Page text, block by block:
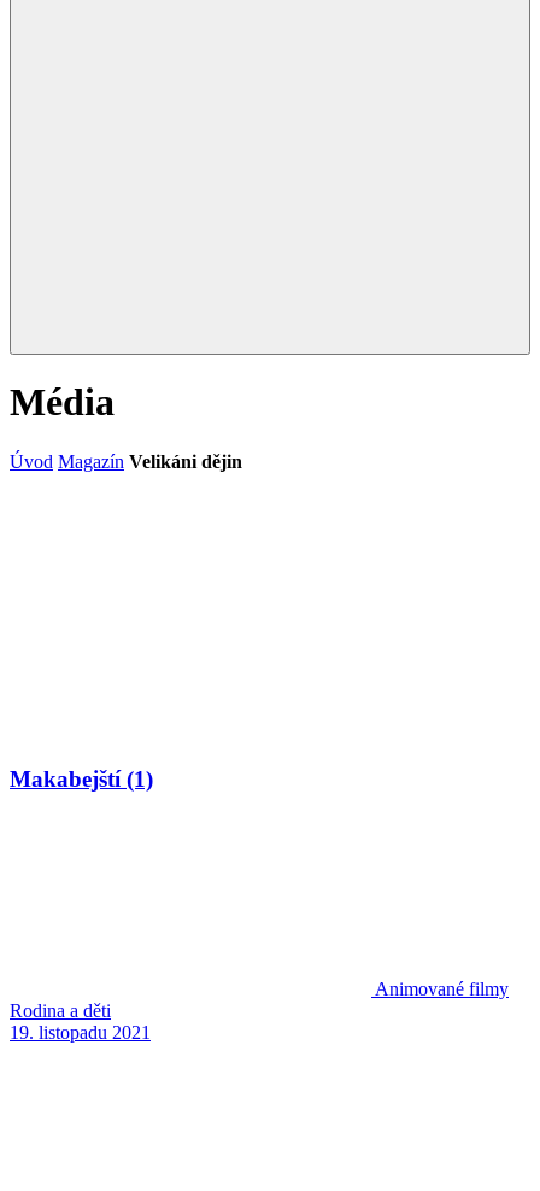
Média
Úvod Magazín Velikáni dějin
Makabejští (1)
Animované filmy
Rodina a děti
19. listopadu 2021